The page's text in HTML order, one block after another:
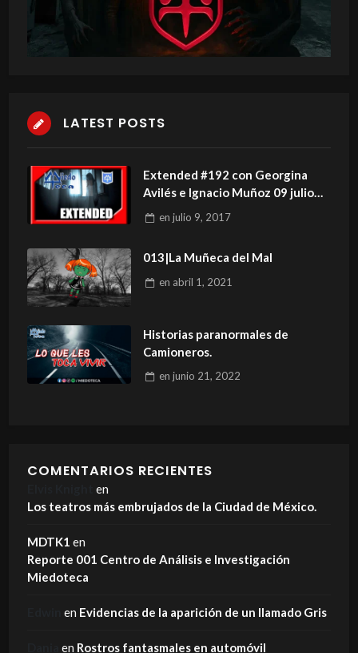
LATEST POSTS
Extended #192 con Georgina
Avilés e Ignacio Muñoz 09 julio
2017en julio 9, 2017
013|La Muñeca del Mal
en abril 1, 2021
Historias paranormales de
Camioneros.
en junio 21, 2022
COMENTARIOS RECIENTES
en
Los teatros más embrujados de la Ciudad de México.
MDTK1 en
Reporte 001 Centro de Análisis e Investigación
Miedoteca
en Evidencias de la aparición de un llamado Gris
en Rostros fantasmales en automóvil